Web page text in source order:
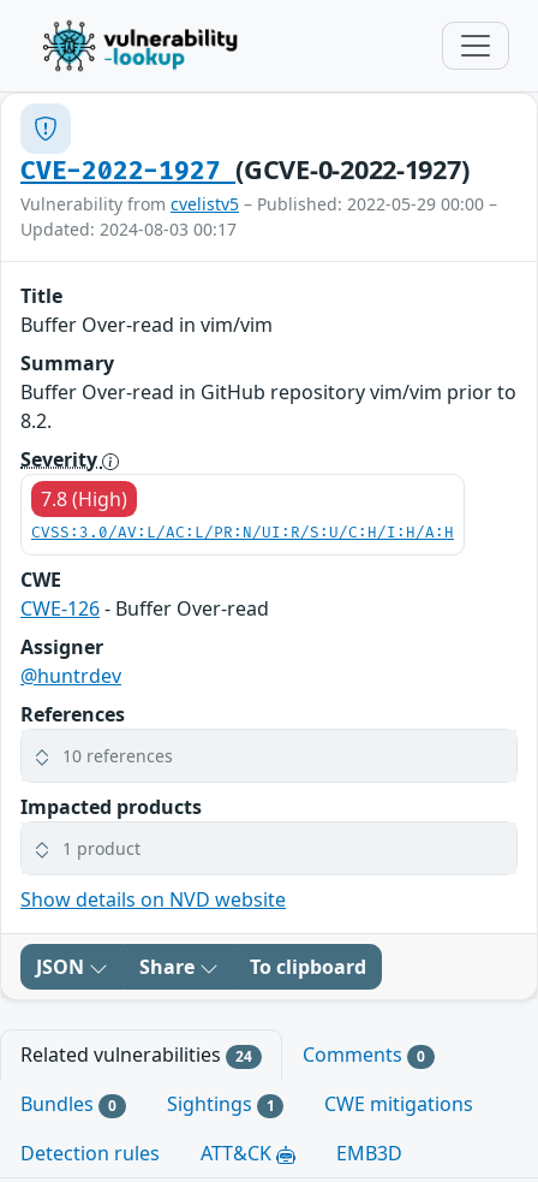
CVE-2022-1927(GCVE-0-2022-1927)
Vulnerability from cvelistv5 – Published: 2022-05-29 00:00 –
Updated: 2024-08-03 00:17
Title
Buffer Over-read in vim/vim
Summary
Buffer Over-read in GitHub repository vim/vim prior to
8.2.
Severity
7.8 (High)
CVSS:3.0/AV:L/AC:L/PR:N/UI:R/S:U/C:H/I:H/A:H
CWE
CWE-126- Buffer Over-read
Assigner
@huntrdev
References
10 references
Impacted products
1 product
Show details on NVD website
JSON Share To clipboard
Related vulnerabilities 24 Comments 0
Bundles 0 Sightings 1
CWE mitigations
Detection rules
ATT&CK EMB3D